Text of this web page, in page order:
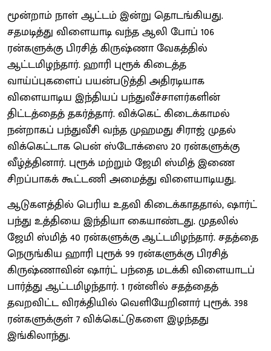
மூன்றாம் நாள் ஆட்டம் இன்று தொடங்கியது.
சதமடித்து விளையாடி வந்த ஆலி போப் 106
ரன்களுக்கு பிரசித் கிருஷ்ணா வேகத்தில்
ஆட்டமிழந்தார். ஹாரி புரூக் கிடைத்த
வாய்ப்புகளைப் பயன்படுத்தி அதிரடியாக
விளையாடிய இந்தியப் பந்துவீச்சாளர்களின்
திட்டத்தைத் தகர்த்தார். விக்கெட் கிடைக்காமல்
நன்றாகப் பந்துவீசி வந்த முஹமது சிராஜ் முதல்
விக்கெட்டாக பென் ஸ்டோக்ஸை 20 ரன்களுக்கு
வீழ்த்தினார். புரூக் மற்றும் ஜேமி ஸ்மித் இணை
சிறப்பாகக் கூட்டணி அமைத்து விளையாடியது.
ஆடுகளத்தில் பெரிய உதவி கிடைக்காததால், ஷார்ட்
பந்து உத்தியை இந்தியா கையாண்டது. முதலில்
ஜேமி ஸ்மித் 40 ரன்களுக்கு ஆட்டமிழந்தார். சதத்தை
நெருங்கிய ஹாரி புரூக் 99 ரன்களுக்கு பிரசித்
கிருஷ்ணாவின் ஷார்ட் பந்தை மடக்கி விளையாடப்
பார்த்து ஆட்டமிழந்தார். 1 ரன்னில் சதத்தைத்
தவறவிட்ட விரக்தியில் வெளியேறினார் புரூக். 398
ரன்களுக்குள் 7 விக்கெட்டுகளை இழந்தது
இங்கிலாந்து.